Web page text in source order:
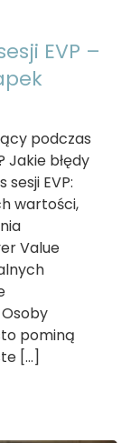
EVP –
podczas
Jakie błędy
EVP:
wartości,
Value
pominą
[…]